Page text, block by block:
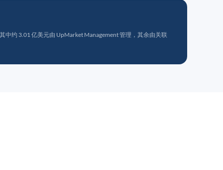
约 3.01 亿美元由 UpMarket Management 管理，其余由关联